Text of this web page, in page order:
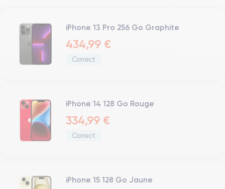
iPhone 13 Pro 256 Go Graphite
434,99 €
Correct
iPhone 14 128 Go Rouge
334,99 €
Correct
iPhone 15 128 Go Jaune